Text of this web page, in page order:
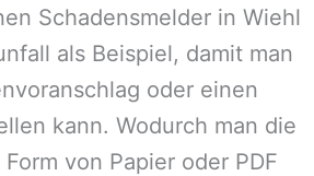
Schadensmelder in Wiehl
als Beispiel, damit man
oder einen
kann. Wodurch man die
von Papier oder PDF